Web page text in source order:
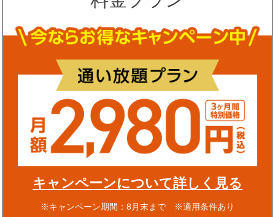
キャンペーンについて詳しく見る
※キャンペーン期間：8月末まで ※適用条件あり